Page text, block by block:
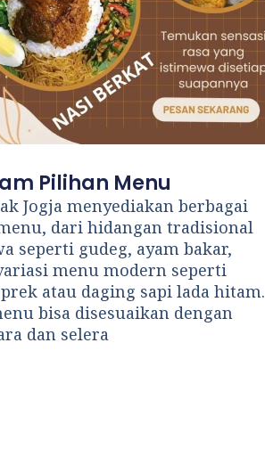
Pilihan Menu
Jogja menyediakan berbagai
dari hidangan tradisional
seperti gudeg, ayam bakar,
menu modern seperti
atau daging sapi lada hitam.
bisa disesuaikan dengan
dan selera